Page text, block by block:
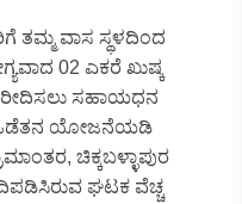
ತಮ್ಮ ವಾಸ ಸ್ಥಳದಿಂದ
02 ಎಕರೆ ಖುಷ್ಕ
ಸಹಾಯಧನ
ಒಡೆತನ ಯೋಜನೆಯಡಿ
ಚಿಕ್ಕಬಳ್ಳಾಪುರ
ಘಟಕ ವೆಚ್ಚ